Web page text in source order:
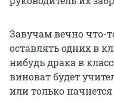
Завучам вечно что-
оставлять одних в
нибудь драка в
виноват будет
или только начнется